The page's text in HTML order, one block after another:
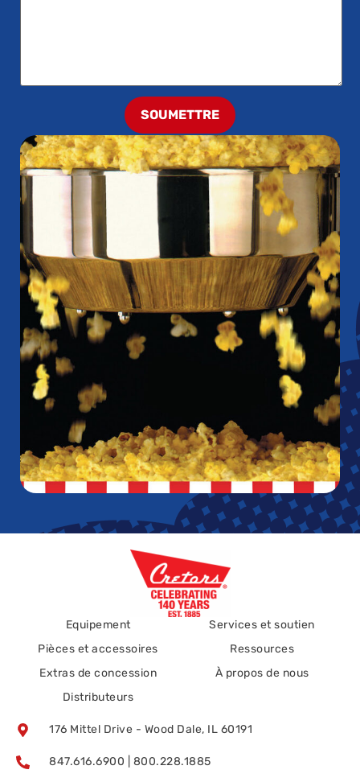
SOUMETTRE
Equipement
Pièces et accessoires
Extras de concession
Distributeurs
Services et soutien
Ressources
À propos de nous
176 Mittel Drive - Wood Dale, IL 60191
847.616.6900 | 800.228.1885